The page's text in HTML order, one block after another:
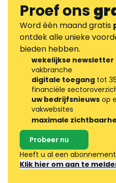
Proef ons
Word één maand gratis
ontdek alle unieke
bieden hebben.
wekelijkse newsletter
vakbranche
digitale toegang tot
financiële
uw bedrijfsnieuws op
vakwebsites
maximale
Probeer nu
Heeft u al een
Klik hier om aan te